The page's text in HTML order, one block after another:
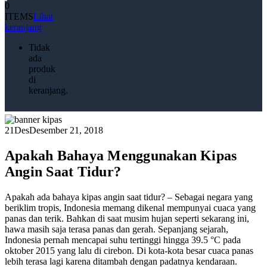
0
ITEMSLihat
keranjang
Tidak
ada
produk
di
keranjang.
21DesDesember 21, 2018
Apakah Bahaya Menggunakan Kipas
Angin Saat Tidur?
Apakah ada bahaya kipas angin saat tidur? – Sebagai negara yang
beriklim tropis, Indonesia memang dikenal mempunyai cuaca yang
panas dan terik. Bahkan di saat musim hujan seperti sekarang ini,
hawa masih saja terasa panas dan gerah. Sepanjang sejarah,
Indonesia pernah mencapai suhu tertinggi hingga 39.5 °C pada
oktober 2015 yang lalu di cirebon. Di kota-kota besar cuaca panas
lebih terasa lagi karena ditambah dengan padatnya kendaraan.